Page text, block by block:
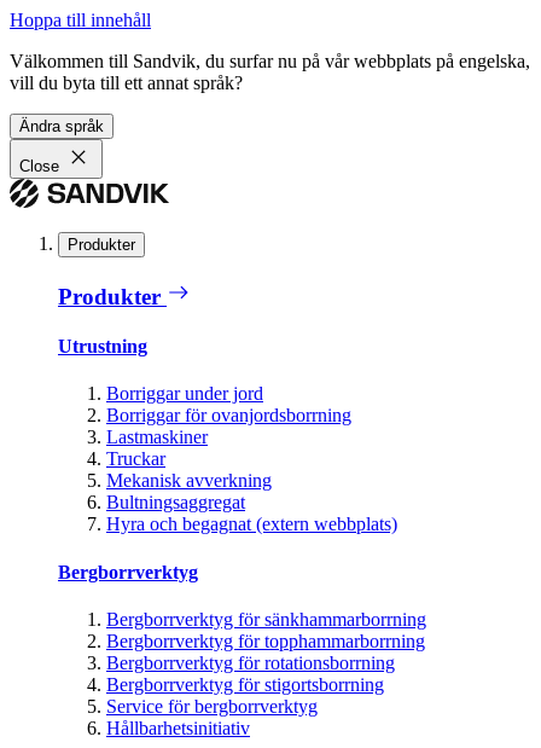
Hoppa till innehåll
Välkommen till Sandvik, du surfar nu på vår webbplats på engelska,
vill du byta till ett annat språk?
Ändra språk
Close
Produkter
Produkter
Utrustning
Borriggar under jord
Borriggar för ovanjordsborrning
Lastmaskiner
Truckar
Mekanisk avverkning
Bultningsaggregat
Hyra och begagnat (extern webbplats)
Bergborrverktyg
Bergborrverktyg för sänkhammarborrning
Bergborrverktyg för topphammarborrning
Bergborrverktyg för rotationsborrning
Bergborrverktyg för stigortsborrning
Service för bergborrverktyg
Hållbarhetsinitiativ